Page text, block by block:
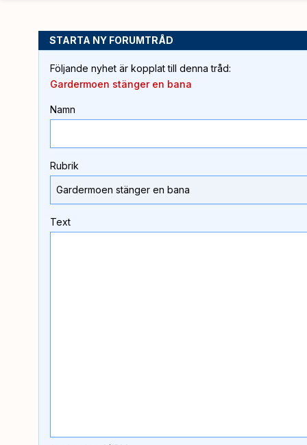
STARTA NY FORUMTRÅD
Följande nyhet är kopplat till denna tråd:
Gardermoen stänger en bana
Namn
Rubrik
Text